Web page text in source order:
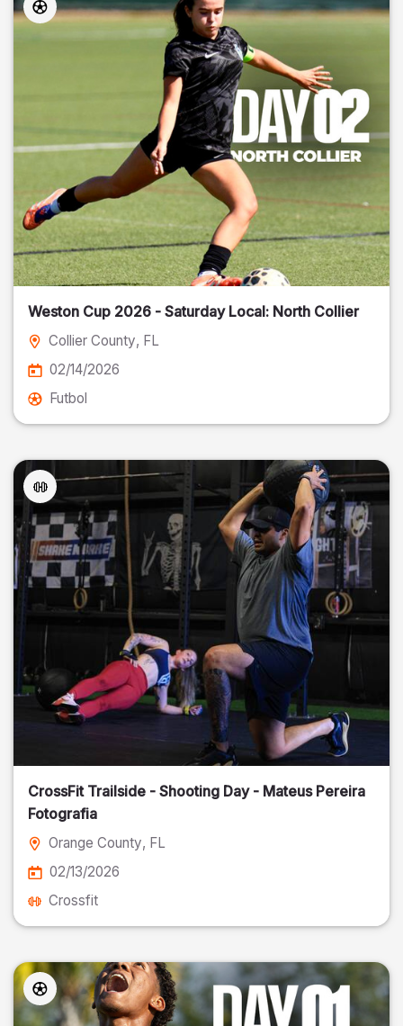
Weston Cup 2026 - Saturday Local: North Collier
Collier County, FL
02/14/2026
Futbol
CrossFit Trailside - Shooting Day - Mateus Pereira
Fotografia
Orange County, FL
02/13/2026
Crossfit